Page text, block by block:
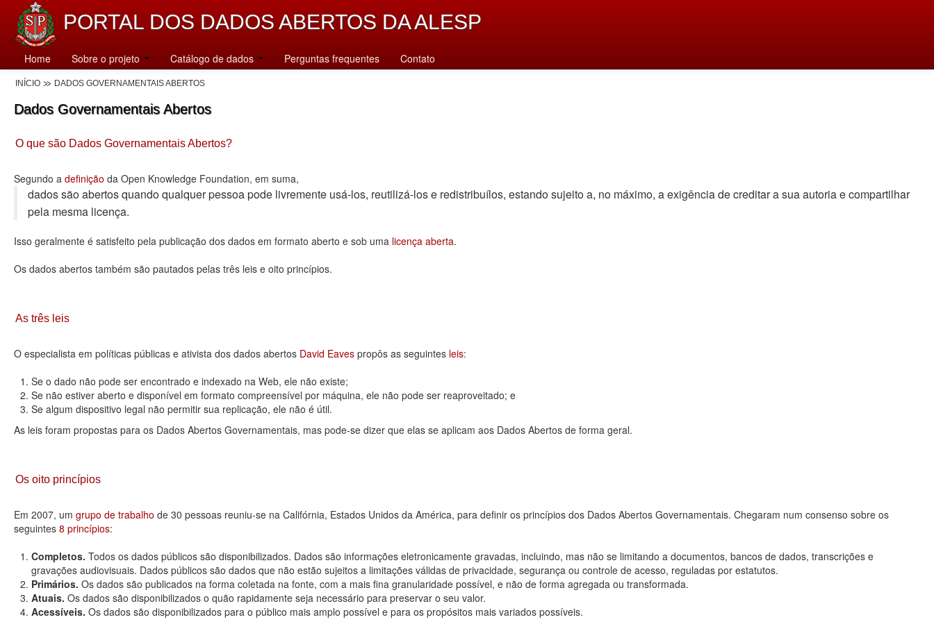
PORTAL DOS DADOS ABERTOS DA ALESP
Home Sobre o projeto Catálogo de dados Perguntas frequentes Contato
INÍCIO DADOS GOVERNAMENTAIS ABERTOS
Dados Governamentais Abertos
O que são Dados Governamentais Abertos?
Segundo a definição da Open Knowledge Foundation, em suma,
dados são abertos quando qualquer pessoa pode livremente usá-los, reutilizá-los e redistribuí­los, estando sujeito a, no máximo, a exigência de creditar a sua autoria e compartilhar
pela mesma licença.
Isso geralmente é satisfeito pela publicação dos dados em formato aberto e sob uma licença aberta.
Os dados abertos também são pautados pelas três leis e oito princípios.
As três leis
O especialista em políticas públicas e ativista dos dados abertos David Eaves propôs as seguintes leis:
Se o dado não pode ser encontrado e indexado na Web, ele não existe;
Se não estiver aberto e disponível em formato compreensível por máquina, ele não pode ser reaproveitado; e
Se algum dispositivo legal não permitir sua replicação, ele não é útil.
As leis foram propostas para os Dados Abertos Governamentais, mas pode-se dizer que elas se aplicam aos Dados Abertos de forma geral.
Os oito princípios
Em 2007, um grupo de trabalho de 30 pessoas reuniu-se na Califórnia, Estados Unidos da América, para definir os princípios dos Dados Abertos Governamentais. Chegaram num consenso sobre os
seguintes 8 princípios:
Completos. Todos os dados públicos são disponibilizados. Dados são informações eletronicamente gravadas, incluindo, mas não se limitando a documentos, bancos de dados, transcrições e
gravações audiovisuais. Dados públicos são dados que não estão sujeitos a limitações válidas de privacidade, segurança ou controle de acesso, reguladas por estatutos.
Primários. Os dados são publicados na forma coletada na fonte, com a mais fina granularidade possível, e não de forma agregada ou transformada.
Atuais. Os dados são disponibilizados o quão rapidamente seja necessário para preservar o seu valor.
Acessíveis. Os dados são disponibilizados para o público mais amplo possível e para os propósitos mais variados possíveis.